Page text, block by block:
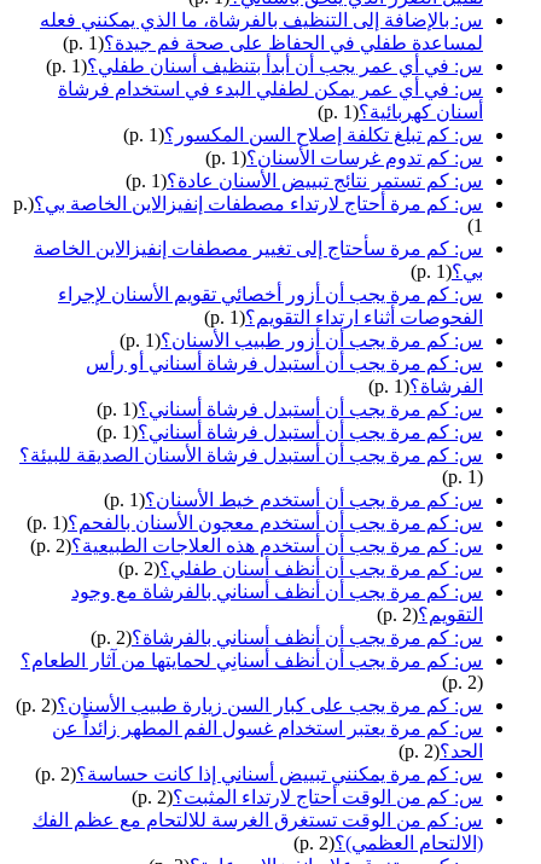
س: بالإضافة إلى التنظيف بالفرشاة، ما الذي يمكنني فعله
لمساعدة طفلي في الحفاظ على صحة فم جيدة؟(p. 1)
س: في أي عمر يجب أن أبدأ بتنظيف أسنان طفلي؟(p. 1)
س: في أي عمر يمكن لطفلي البدء في استخدام فرشاة
أسنان كهربائية؟(p. 1)
س: كم تبلغ تكلفة إصلاح السن المكسور؟(p. 1)
س: كم تدوم غرسات الأسنان؟(p. 1)
س: كم تستمر نتائج تبييض الأسنان عادة؟(p. 1)
س: كم مرة أحتاج لارتداء مصطفات إنفيزالاين الخاصة بي؟ (p.
1)
س: كم مرة سأحتاج إلى تغيير مصطفات إنفيزالاين الخاصة
بي؟(p. 1)
س: كم مرة يجب أن أزور أخصائي تقويم الأسنان لإجراء
الفحوصات أثناء ارتداء التقويم؟(p. 1)
س: كم مرة يجب أن أزور طبيب الأسنان؟(p. 1)
س: كم مرة يجب أن أستبدل فرشاة أسناني أو رأس
الفرشاة؟(p. 1)
س: كم مرة يجب أن أستبدل فرشاة أسناني؟(p. 1)
س: كم مرة يجب أن أستبدل فرشاة أسناني؟(p. 1)
س: كم مرة يجب أن أستبدل فرشاة الأسنان الصديقة للبيئة؟
(p. 1)
س: كم مرة يجب أن أستخدم خيط الأسنان؟(p. 1)
س: كم مرة يجب أن أستخدم معجون الأسنان بالفحم؟(p. 1)
س: كم مرة يجب أن أستخدم هذه العلاجات الطبيعية؟(p. 2)
س: كم مرة يجب أن أنظف أسنان طفلي؟(p. 2)
س: كم مرة يجب أن أنظف أسناني بالفرشاة مع وجود
التقويم؟(p. 2)
س: كم مرة يجب أن أنظف أسناني بالفرشاة؟(p. 2)
س: كم مرة يجب أن أنظف أسنانِي لحمايتها من آثار الطعام؟
(p. 2)
س: كم مرة يجب على كبار السن زيارة طبيب الأسنان؟(p. 2)
س: كم مرة يعتبر استخدام غسول الفم المطهر زائداً عن
الحد؟(p. 2)
س: كم مرة يمكنني تبييض أسناني إذا كانت حساسة؟(p. 2)
س: كم من الوقت أحتاج لارتداء المثبت؟(p. 2)
س: كم من الوقت تستغرق الغرسة للالتحام مع عظم الفك
(الالتحام العظمي)؟(p. 2)